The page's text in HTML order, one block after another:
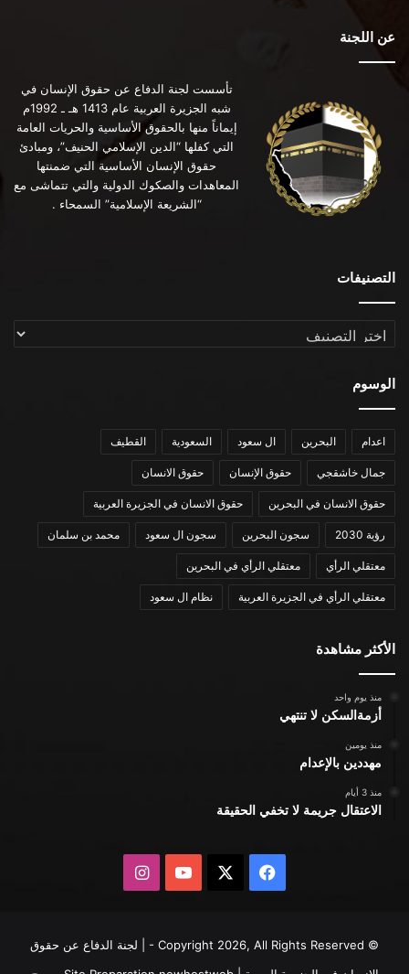
عن اللجنة
تأسست لجنة الدفاع عن حقوق الإنسان في
شبه الجزيرة العربية عام 1413 هـ ـ 1992م
إيماناً منها بالحقوق الأساسية والحريات العامة
التي كفلها “الدين الإسلامي الحنيف”، ومبادئ
حقوق الإنسان الأساسية التي ضمنتها
المعاهدات والصكوك الدولية والتي تتماشى مع
“الشريعة الإسلامية” السمحاء .
التصنيفات
التصنيفات
الوسوم
اعدام البحرين ال سعود السعودية القطيف
جمال خاشقجي حقوق الإنسان حقوق الانسان
حقوق الانسان في البحرين حقوق الانسان في الجزيرة العربية
رؤية 2030 سجون البحرين سجون ال سعود محمد بن سلمان
معتقلي الرأي معتقلي الرأي في البحرين
معتقلي الرأي في الجزيرة العربية نظام ال سعود
الأكثر مشاهدة
منذ يوم واحد
أزمةالسكن لا تنتهي
منذ يومين
مهددين بالإعدام
منذ 3 أيام
الاعتقال جريمة لا تخفي الحقيقة
فيسبوك يوتيوبانستقرام
© Copyright 2026, All Rights Reserved - | لجنة الدفاع عن حقوق